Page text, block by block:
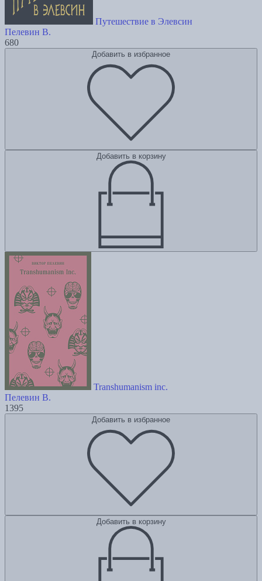
Путешествие в Элевсин
Пелевин В.
680
Добавить в избранное
Добавить в корзину
Transhumanism inc.
Пелевин В.
1395
Добавить в избранное
Добавить в корзину